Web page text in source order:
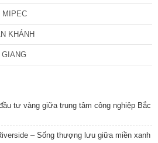
MIPEC
KHÁNH
tư vàng giữa trung tâm công nghiệp Bắc
– Sống thượng lưu giữa miền xanh